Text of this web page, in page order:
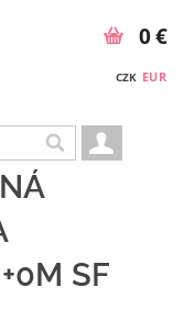
CZK EUR
0 €
SF